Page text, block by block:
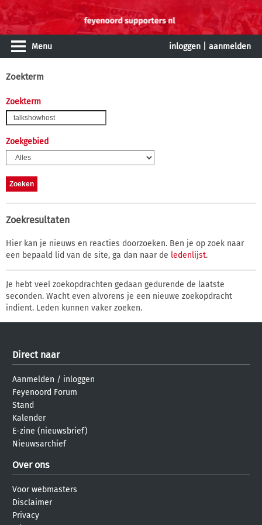
Menu inloggen aanmelden
Zoekterm
Zoekterm
Zoekgebied
Zoekresultaten
Hier kan je nieuws en reacties doorzoeken. Ben je op zoek naar
een bepaald lid van de site, ga dan naar de ledenlijst.
Je hebt veel zoekopdrachten gedaan gedurende de laatste
seconden. Wacht even alvorens je een nieuwe zoekopdracht
indient. Leden kunnen vaker zoeken.
Direct naar
Aanmelden / inloggen
Feyenoord Forum
Stand
Kalender
E-zine (nieuwsbrief)
Nieuwsarchief
Over ons
Voor webmasters
Disclaimer
Privacy